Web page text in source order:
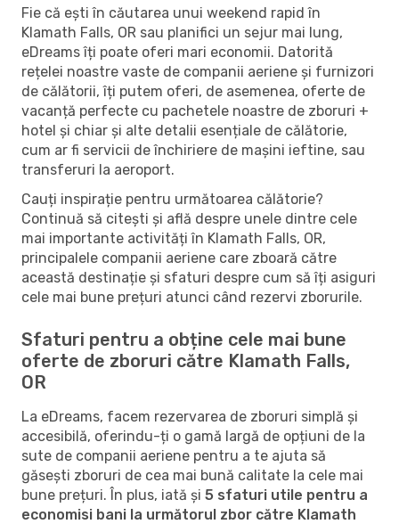
Fie că ești în căutarea unui weekend rapid în
Klamath Falls, OR sau planifici un sejur mai lung,
eDreams îți poate oferi mari economii. Datorită
rețelei noastre vaste de companii aeriene și furnizori
de călătorii, îți putem oferi, de asemenea, oferte de
vacanță perfecte cu pachetele noastre de zboruri +
hotel și chiar și alte detalii esențiale de călătorie,
cum ar fi servicii de închiriere de mașini ieftine, sau
transferuri la aeroport.
Cauți inspirație pentru următoarea călătorie?
Continuă să citești și află despre unele dintre cele
mai importante activități în Klamath Falls, OR,
principalele companii aeriene care zboară către
această destinație și sfaturi despre cum să îți asiguri
cele mai bune prețuri atunci când rezervi zborurile.
Sfaturi pentru a obține cele mai bune
oferte de zboruri către Klamath Falls,
OR
La eDreams, facem rezervarea de zboruri simplă și
accesibilă, oferindu-ți o gamă largă de opțiuni de la
sute de companii aeriene pentru a te ajuta să
găsești zboruri de cea mai bună calitate la cele mai
bune prețuri. În plus, iată și 5 sfaturi utile pentru a
economisi bani la următorul zbor către Klamath